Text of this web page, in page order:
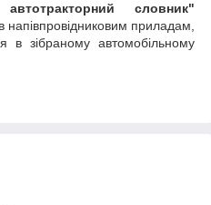
автотракторний словник"
напівпровідниковим приладам,
в зібраному автомобільному